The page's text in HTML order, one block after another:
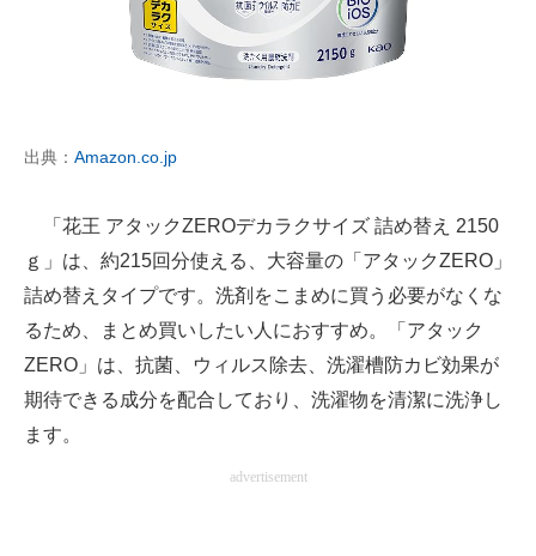
出典： Amazon.co.jp
「花王 アタックZEROデカラクサイズ 詰め替え 2150
ｇ」は、約215回分使える、大容量の「アタックZERO」
詰め替えタイプです。洗剤をこまめに買う必要がなくな
るため、まとめ買いしたい人におすすめ。「アタック
ZERO」は、抗菌、ウィルス除去、洗濯槽防カビ効果が
期待できる成分を配合しており、洗濯物を清潔に洗浄し
ます。
advertisement